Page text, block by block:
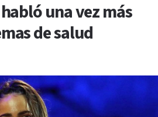
una vez más
de salud